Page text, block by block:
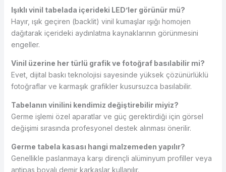
Işıklı vinil tabelada içerideki LED’ler görünür mü?
Hayır, ışık geçiren (backlit) vinil kumaşlar ışığı homojen
dağıtarak içerideki aydınlatma kaynaklarının görünmesini
engeller.
Vinil üzerine her türlü grafik ve fotoğraf basılabilir mi?
Evet, dijital baskı teknolojisi sayesinde yüksek çözünürlüklü
fotoğraflar ve karmaşık grafikler kusursuzca basılabilir.
Tabelanın vinilini kendimiz değiştirebilir miyiz?
Germe işlemi özel aparatlar ve güç gerektirdiği için görsel
değişimi sırasında profesyonel destek alınması önerilir.
Germe tabela kasası hangi malzemeden yapılır?
Genellikle paslanmaya karşı dirençli alüminyum profiller veya
antipas boyalı demir karkaslar kullanılır.